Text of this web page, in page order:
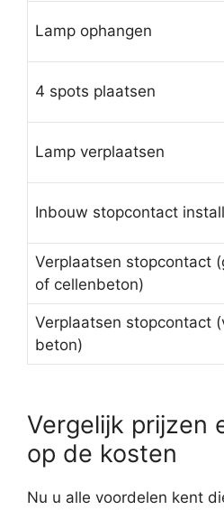
Lamp ophangen
4 spots plaatsen
Lamp verplaatsen
Inbouw stopcontact
Verplaatsen stopcontact
of cellenbeton)
Verplaatsen stopcontact
beton)
Vergelijk prijzen
op de kosten
Nu u alle voordelen kent